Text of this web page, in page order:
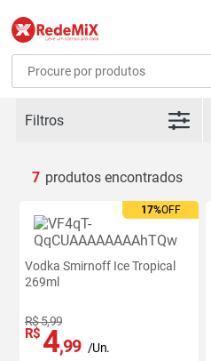
Redemix – Supermercado
Filtros
7
17%OFF
Vodka Smirnoff Ice Tropical
269ml
R$ 5,99
R$ 4,99 /Un.